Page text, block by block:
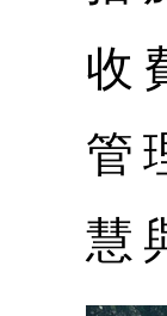
收
管
慧